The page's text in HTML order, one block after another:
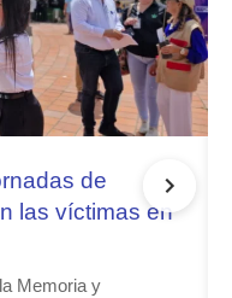
de
las víctimas en
Memoria y